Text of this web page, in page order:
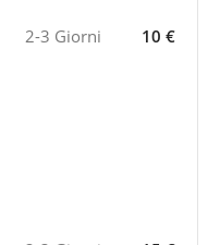
2-3 Giorni 10 €